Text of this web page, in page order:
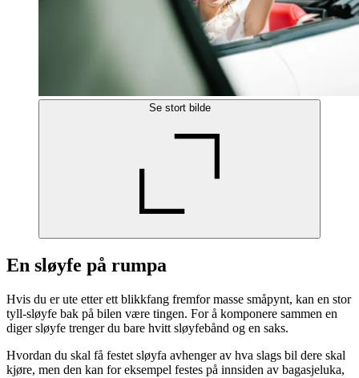
Se stort bilde
En sløyfe på rumpa
Hvis du er ute etter ett blikkfang fremfor masse småpynt, kan en stor
tyll-sløyfe bak på bilen være tingen. For å komponere sammen en
diger sløyfe trenger du bare hvitt sløyfebånd og en saks.
Hvordan du skal få festet sløyfa avhenger av hva slags bil dere skal
kjøre, men den kan for eksempel festes på innsiden av bagasjeluka,